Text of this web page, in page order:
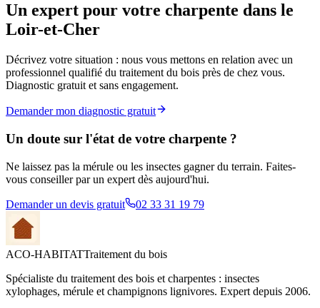
Un expert pour votre charpente dans le
Loir-et-Cher
Décrivez votre situation : nous vous mettons en relation avec un
professionnel qualifié du traitement du bois près de chez vous.
Diagnostic gratuit et sans engagement.
Demander mon diagnostic gratuit
Un doute sur l'état de votre charpente ?
Ne laissez pas la mérule ou les insectes gagner du terrain. Faites-
vous conseiller par un expert dès aujourd'hui.
Demander un devis gratuit 02 33 31 19 79
ACO-HABITATTraitement du bois
Spécialiste du traitement des bois et charpentes : insectes
xylophages, mérule et champignons lignivores. Expert depuis 2006.